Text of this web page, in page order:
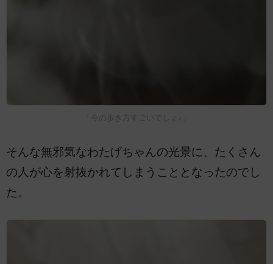
「今の歩き方すごいでしょ♪」
そんな無邪気なわたげちゃんの光景に、たくさん
の人が心を射抜かれてしまうこととなったのでし
た。